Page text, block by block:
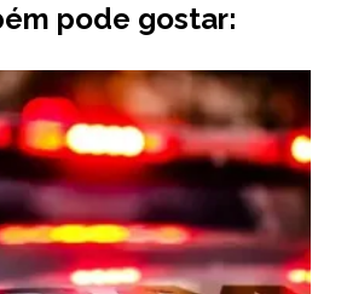
pode gostar: